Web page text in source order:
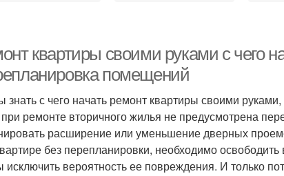
квартиры своими руками с чего
помещений
знать с чего начать ремонт квартиры своими
ремонте вторичного жилья не предусмотрена
расширение или уменьшение дверных
без перепланировки, необходимо
исключить вероятность ее повреждения. И только